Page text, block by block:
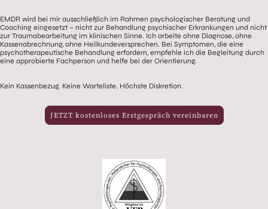
EMDR wird bei mir ausschließlich im Rahmen psychologischer Beratung und
Coaching eingesetzt – nicht zur Behandlung psychischer Erkrankungen und nicht
zur Traumabearbeitung im klinischen Sinne. Ich arbeite ohne Diagnose, ohne
Kassenabrechnung, ohne Heilkundeversprechen. Bei Symptomen, die eine
psychotherapeutische Behandlung erfordern, empfehle ich die Begleitung durch
eine approbierte Fachperson und helfe bei der Orientierung.
Kein Kassenbezug. Keine Warteliste. Höchste Diskretion.
JETZT kostenloses Erstgespräch vereinbaren